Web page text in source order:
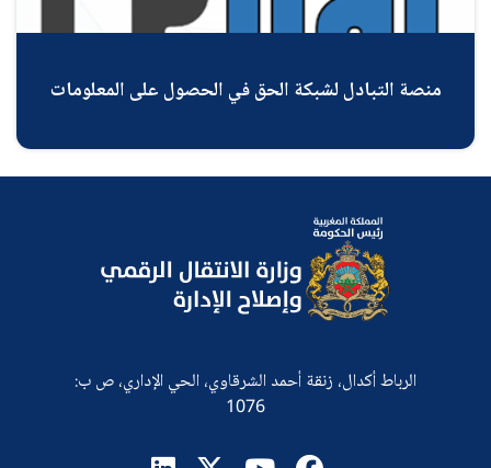
منصة التبادل لشبكة الحق في الحصول على المعلومات
الرباط أكدال، زنقة أحمد الشرقاوي، الحي الإداري، ص ب:
1076